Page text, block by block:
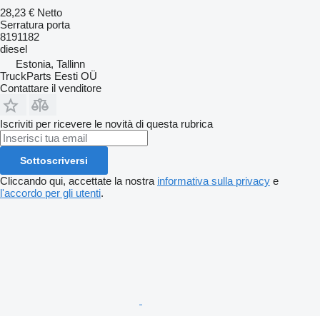
28,23 € Netto
Serratura porta
8191182
diesel
Estonia, Tallinn
TruckParts Eesti OÜ
Contattare il venditore
Iscriviti per ricevere le novità di questa rubrica
Sottoscriversi
Cliccando qui, accettate la nostra informativa sulla privacy e
l'accordo per gli utenti.